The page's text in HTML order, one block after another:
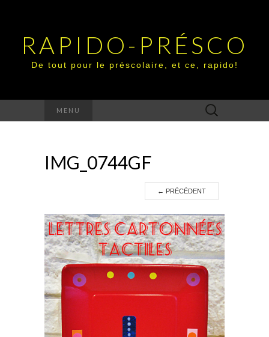
RAPIDO-PRÉSCO
De tout pour le préscolaire, et ce, rapido!
MENU Rechercher :
IMG_0744GF
← PRÉCÉDENT